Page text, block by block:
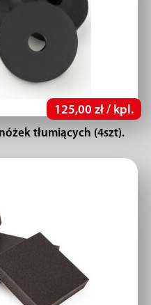
125,00 zł / kpl.
tłumiących (4szt).